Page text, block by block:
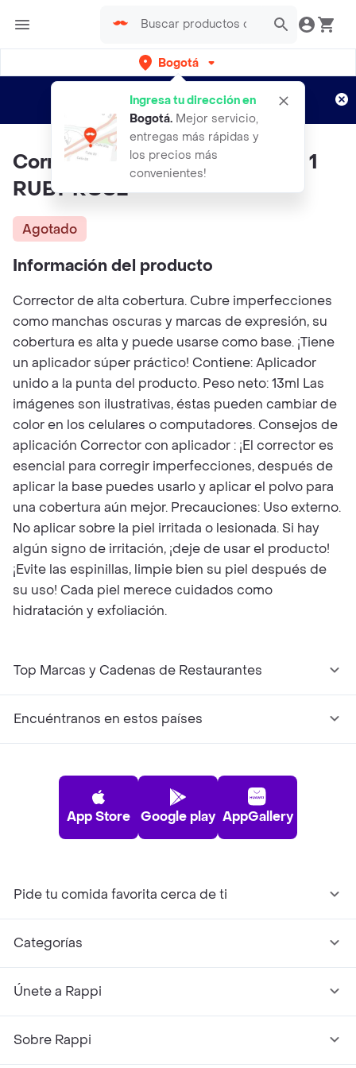
Bogotá
Ingresa tu dirección en
Bogotá. Mejor servicio,
entregas más rápidas y
los precios más
convenientes!
envíos gratis por semanas
Aplican TyC
Corrector Alta Cobertura Nude 1
RUBY ROSE
Agotado
Información del producto
Corrector de alta cobertura. Cubre imperfecciones
como manchas oscuras y marcas de expresión, su
cobertura es alta y puede usarse como base. ¡Tiene
un aplicador súper práctico! Contiene: Aplicador
unido a la punta del producto. Peso neto: 13ml Las
imágenes son ilustrativas, éstas pueden cambiar de
color en los celulares o computadores. Consejos de
aplicación Corrector con aplicador : ¡El corrector es
esencial para corregir imperfecciones, después de
aplicar la base puedes usarlo y aplicar el polvo para
una cobertura aún mejor. Precauciones: Uso externo.
No aplicar sobre la piel irritada o lesionada. Si hay
algún signo de irritación, ¡deje de usar el producto!
¡Evite las espinillas, limpie bien su piel después de
su uso! Cada piel merece cuidados como
hidratación y exfoliación.
Top Marcas y Cadenas de Restaurantes
Encuéntranos en estos países
App Store Google play AppGallery
Pide tu comida favorita cerca de ti
Categorías
Únete a Rappi
Sobre Rappi